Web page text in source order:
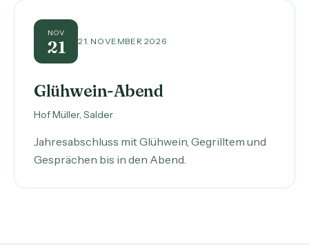
NOV
21 21. NOVEMBER 2026
Glühwein-Abend
Hof Müller, Salder
Jahresabschluss mit Glühwein, Gegrilltem und
Gesprächen bis in den Abend.